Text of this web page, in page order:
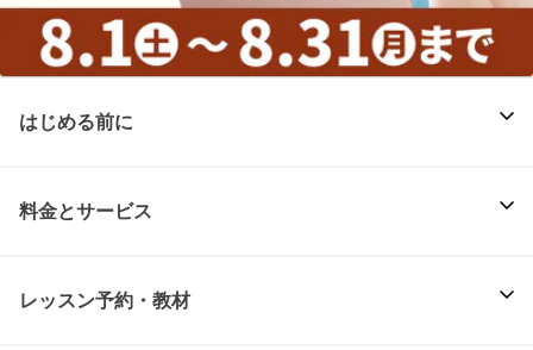
はじめる前に
料金とサービス
レッスン予約・教材